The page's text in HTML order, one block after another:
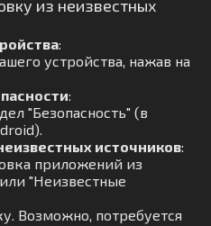
из неизвестных
:
устройства, нажав на
:
"Безопасность" (в
источников:
приложений из
"Неизвестные
Возможно, потребуется